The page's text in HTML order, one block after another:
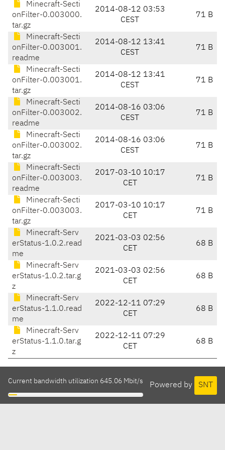
Minecraft-Secti
onFilter-0.003000.
tar.gz
2014-08-12 03:53
CEST
71 B
Minecraft-Secti
onFilter-0.003001.
readme
2014-08-12 13:41
CEST
71 B
Minecraft-Secti
onFilter-0.003001.
tar.gz
2014-08-12 13:41
CEST
71 B
Minecraft-Secti
onFilter-0.003002.
readme
2014-08-16 03:06
CEST
71 B
Minecraft-Secti
onFilter-0.003002.
tar.gz
2014-08-16 03:06
CEST
71 B
Minecraft-Secti
onFilter-0.003003.
readme
2017-03-10 10:17
CET
71 B
Minecraft-Secti
onFilter-0.003003.
tar.gz
2017-03-10 10:17
CET
71 B
Minecraft-Serv
erStatus-1.0.2.read
me
2021-03-03 02:56
CET
68 B
Minecraft-Serv
erStatus-1.0.2.tar.g
z
2021-03-03 02:56
CET
68 B
Minecraft-Serv
erStatus-1.1.0.read
me
2022-12-11 07:29
CET
68 B
Minecraft-Serv
erStatus-1.1.0.tar.g
z
2022-12-11 07:29
CET
68 B
Powered by SNT
Current bandwidth utilization 645.06 Mbit/s